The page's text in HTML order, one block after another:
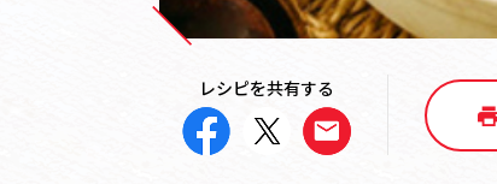
レシピを共有する